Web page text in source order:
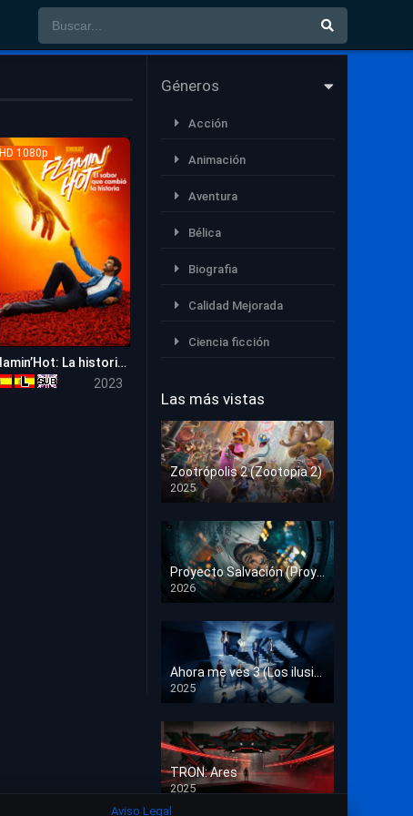
HD 1080p
Flamin’Hot: La historia de los Cheetos picantes
2023
Géneros
Acción
Animación
Aventura
Bélica
Biografia
Calidad Mejorada
Ciencia ficción
Deporte
Documental
Drama
Estrénos en Cine
Familia
Familiar
Fantasía
Guerra
Historia
Misterio
Las más vistas
Zootrópolis 2 (Zootopia 2)
2025
HD 1080p
2026
HD 1080p
2025
HD 1080p
TRON: Ares
2025
HD 1080p
Aviso Legal